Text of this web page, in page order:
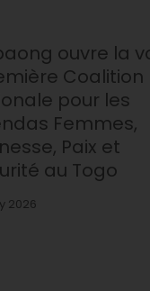
ouvre la
Coalition
pour les
Femmes,
Paix et
au Togo
2026